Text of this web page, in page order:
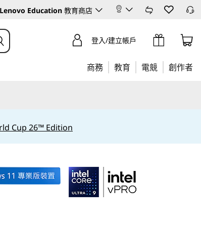
Lenovo Education 教育商店
登入/建立帳戶
商務 教育 電競 創作者
Cup 26™ Edition